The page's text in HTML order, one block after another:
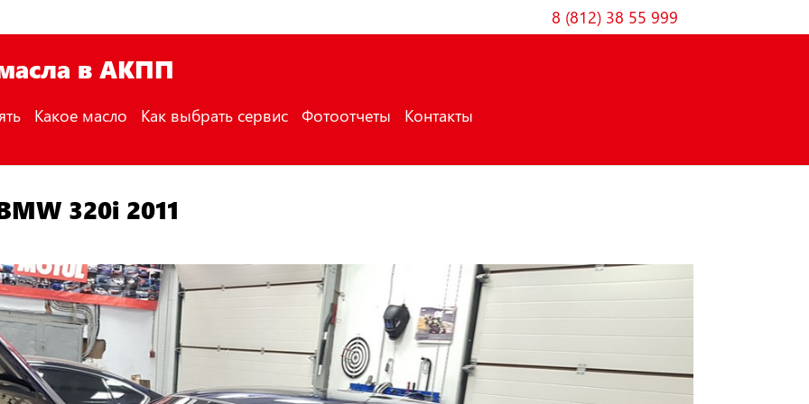
8 (812) 38 55 999
в АКПП
Какое масло Как выбрать сервис Фотоотчеты Контакты
320i 2011